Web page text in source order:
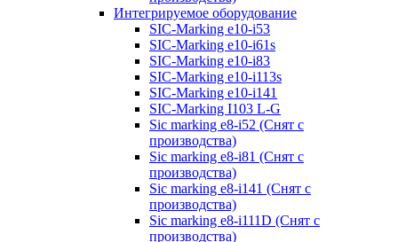
Интегрируемое оборудование
SIC-Marking e10-i53
SIC-Marking e10-i61s
SIC-Marking e10-i83
SIC-Marking e10-i113s
SIC-Marking e10-i141
SIC-Marking I103 L-G
Sic marking e8-i52 (Снят с
производства)
Sic marking e8-i81 (Снят с
производства)
Sic marking e8-i141 (Снят с
производства)
Sic marking e8-i111D (Снят с
производства)